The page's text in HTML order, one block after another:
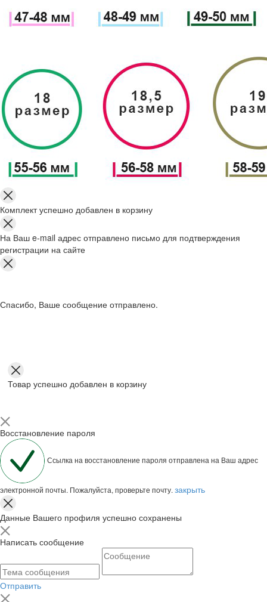
Комплект успешно добавлен в корзину
На Ваш e-mail адрес отправлено письмо для подтверждения
регистрации на сайте
Спасибо, Ваше сообщение отправлено.
Товар успешно добавлен в корзину
Восстановление пароля
Ссылка на восстановление пароля отправлена на Ваш адрес
электронной почты. Пожалуйста, проверьте почту. закрыть
Данные Вашего профиля успешно сохранены
Написать сообщение
Отправить